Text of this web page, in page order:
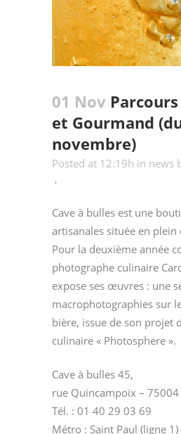
01 Nov
et Gourmand
novembre)
Posted at 12:19h in news
Cave à bulles est une
artisanales située en
Pour la deuxième année
photographe culinaire
expose ses œuvres : une
macrophotographies sur
bière, issue de son projet
culinaire « Photosphere ».
Cave à bulles 45,
rue Quincampoix – 75004
Tél. : 01 40 29 03 69
Métro : Saint Paul (ligne 1)